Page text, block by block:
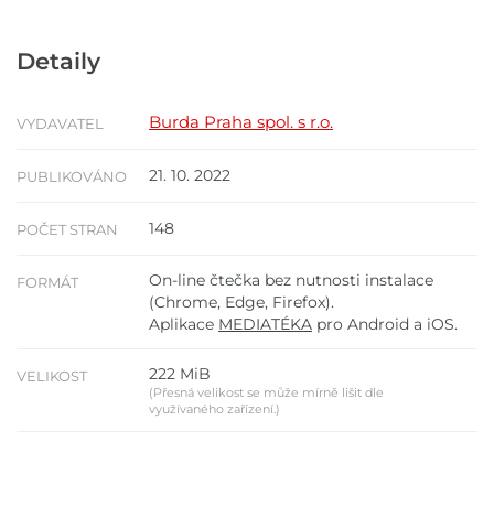
Detaily
VYDAVATEL Burda Praha spol. s r.o.
PUBLIKOVÁNO 21. 10. 2022
POČET STRAN 148
FORMÁT
On-line čtečka bez nutnosti instalace
(Chrome, Edge, Firefox).
Aplikace MEDIATÉKA pro Android a iOS.
VELIKOST 222 MiB
(Přesná velikost se může mírně lišit dle
využívaného zařízení.)